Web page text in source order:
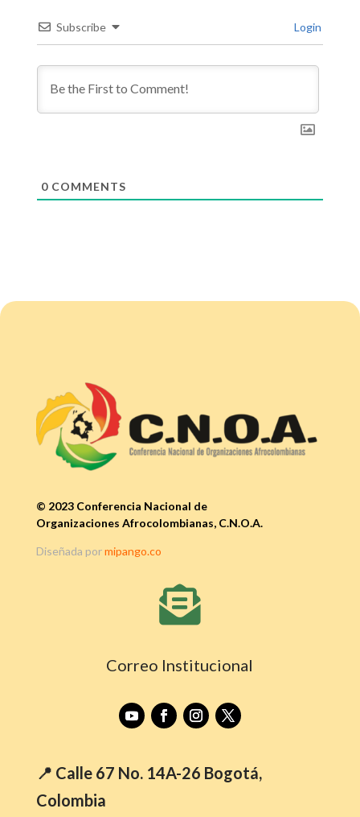
Subscribe Login
0COMMENTS
© 2023 Conferencia Nacional de
Organizaciones Afrocolombianas, C.N.O.A.
Diseñada pormipango.co

Correo Institucional
📍 Calle 67 No. 14A-26 Bogotá,
Colombia